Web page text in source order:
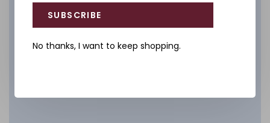
DÉCOUVREZ
SUBSCRIBE
No thanks, I want to keep shopping.